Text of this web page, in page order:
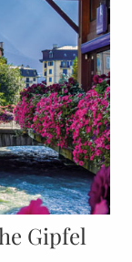
Gipfel